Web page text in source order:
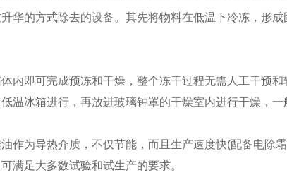
的方式除去的设备。其先将物料在低温下冷冻，形成
即可完成预冻和干燥，整个冻干过程无需人工干预和
温冰箱进行，再放进玻璃钟罩的干燥室内进行干燥，一
为导热介质，不仅节能，而且生产速度快(配备电除
满足大多数试验和试生产的要求。